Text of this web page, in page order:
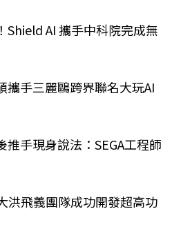
Shield AI 攜手中科院完成無
攜手三麗鷗跨界聯名大玩AI
手現身說法：SEGA工程師
洪飛義團隊成功開發超高功